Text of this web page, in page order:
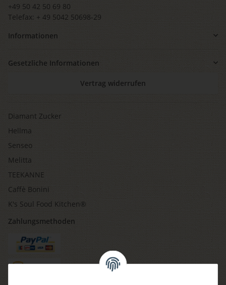
+49 50 42 50 69 80
Telefax: + 49 5042 50698-29
Informationen
Gesetzliche Informationen
Vertrag widerrufen
Diamant Zucker
Hellma
Senseo
Melitta
TEEKANNE
Caffè Bonini
K's Soul Food Kitchen®
Zahlungsmethoden